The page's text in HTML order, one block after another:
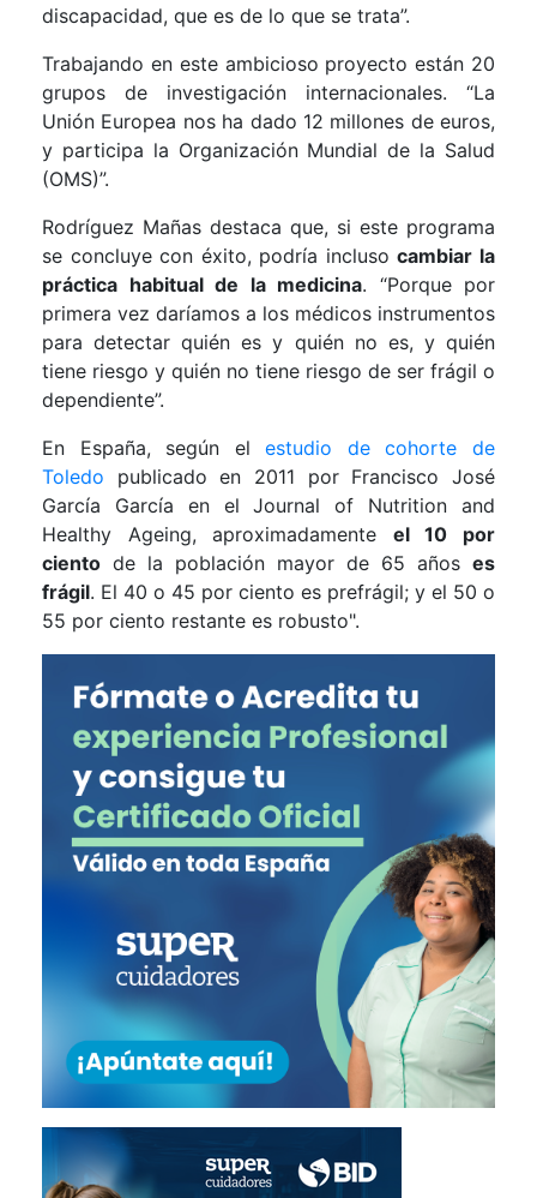
discapacidad, que es de lo que se trata”.
Trabajando en este ambicioso proyecto están 20
grupos de investigación internacionales. “La
Unión Europea nos ha dado 12 millones de euros,
y participa la Organización Mundial de la Salud
(OMS)”.
Rodríguez Mañas destaca que, si este programa
se concluye con éxito, podría inclusocambiar la
práctica habitual de la medicina. “Porque por
primera vez daríamos a los médicos instrumentos
para detectar quién es y quién no es, y quién
tiene riesgo y quién no tiene riesgo de ser frágil o
dependiente”.
En España, según elestudio de cohorte de
Toledo publicado en 2011 por Francisco José
García García en el Journal of Nutrition and
Healthy Ageing, aproximadamente el 10 por
ciento de la población mayor de 65 años es
frágil. El 40 o 45 por ciento es prefrágil; y el 50 o
55 por ciento restante es robusto".